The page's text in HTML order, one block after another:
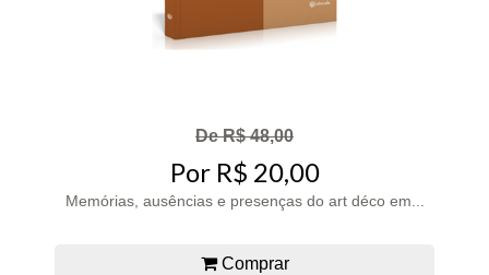
De R$ 48,00
Por R$ 20,00
Memórias, ausências e presenças do art déco em...
Comprar